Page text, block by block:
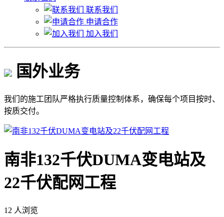
联系我们
申请合作
加入我们
国外业务
我们的施工团队严格执行质量控制体系，确保每个项目按时、
按质交付。
南非132千伏DUMA变电站及
22千伏配网工程
12 人浏览